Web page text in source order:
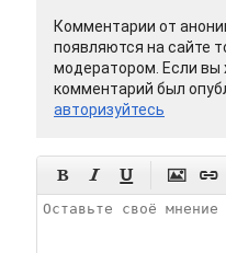
Комментарии от
появляются на сайте
модератором. Если вы
комментарий был
авторизуйтесь
    